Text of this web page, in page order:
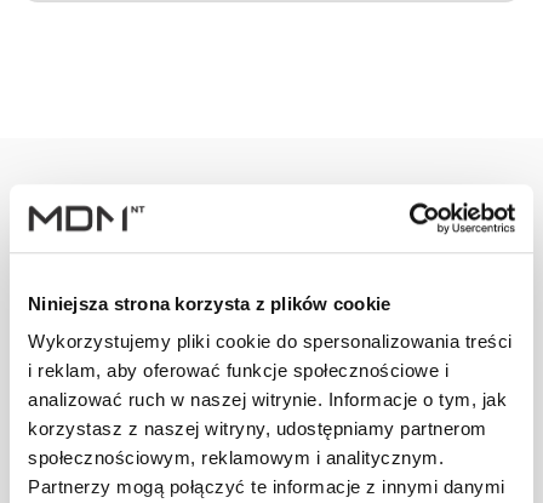
Niniejsza strona korzysta z plików cookie
Wykorzystujemy pliki cookie do spersonalizowania treści
i reklam, aby oferować funkcje społecznościowe i
analizować ruch w naszej witrynie. Informacje o tym, jak
korzystasz z naszej witryny, udostępniamy partnerom
społecznościowym, reklamowym i analitycznym.
Partnerzy mogą połączyć te informacje z innymi danymi
Warianty
PRODUKT JM ILOŚĆ
Kominek
Virtum 125
dachówka - 03
szt –